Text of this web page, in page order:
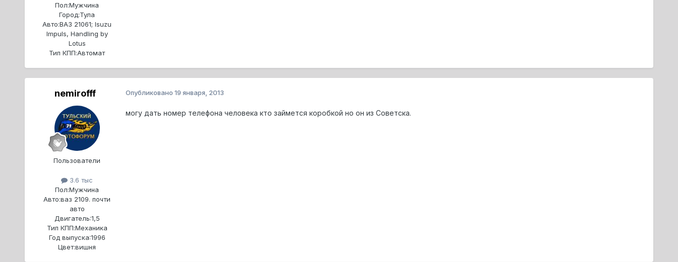
Пол:Мужчина
Город:Тула
Авто:ВАЗ 21061; Isuzu
Impuls, Handling by
Lotus
Тип КПП:Автомат
nemirofff
Пользователи
3.6 тыс
Пол:Мужчина
Авто:ваз 2109. почти
авто
Двигатель:1,5
Тип КПП:Механика
Год выпуска:1996
Цвет:вишня
Опубликовано 19 января, 2013
могу дать номер телефона человека кто займется коробкой но он из Советска.